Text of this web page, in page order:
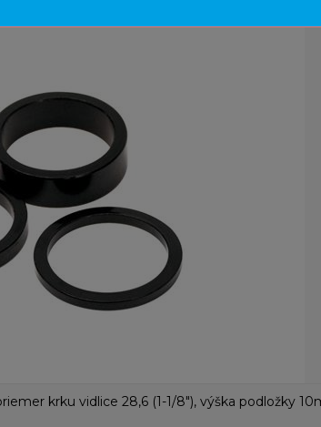
krku vidlice 28,6 (1-1/8"), výška podložky